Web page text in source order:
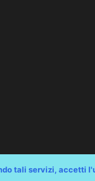
tali servizi, accetti